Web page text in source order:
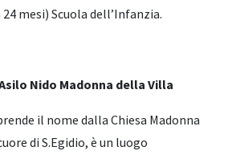
mesi) Scuola dell’Infanzia.
Nido Madonna della Villa
il nome dalla Chiesa Madonna
di S.Egidio, è un luogo